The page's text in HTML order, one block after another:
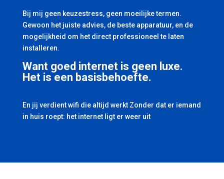
Bij mij geen keuzestress, geen moeilijke termen.
Gewoon het juiste advies, de beste apparatuur, en de
mogelijkheid om het direct professioneel te laten
installeren.
Want goed internet is geen luxe.
Het is een basisbehoefte.
En jij verdient wifi die altijd werkt Zonder dat er iemand
in huis roept: het internet ligt er weer uit